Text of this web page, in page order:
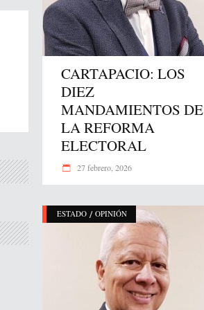
CARTAPACIO: LOS
DIEZ
MANDAMIENTOS DE
LA REFORMA
ELECTORAL
27 febrero, 2026
ESTADO / OPINIÓN